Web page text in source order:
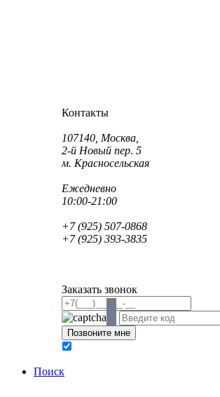
Контакты
107140, Москва,
2-й Новый пер. 5
м. Красносельская
Ежедневно
10:00-21:00
+7 (925) 507-0868
+7 (925) 393-3835
Заказать звонок
Поиск